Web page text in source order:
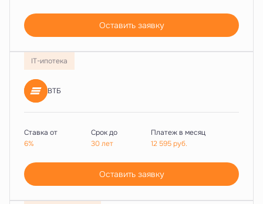
Оставить заявку
IT-ипотека
ВТБ
Ставка от
6%
Срок до
30 лет
Платеж в месяц
12 595руб.
Оставить заявку